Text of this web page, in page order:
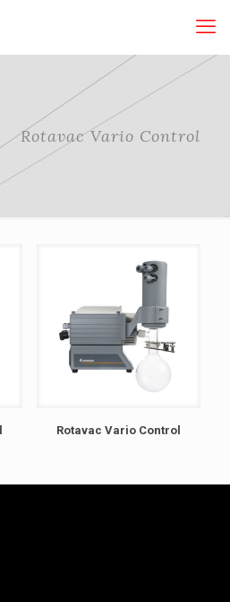
Rotavac Vario Control
Rotavac Vario Control